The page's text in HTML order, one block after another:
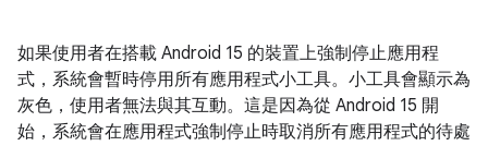
如果使用者在搭載 Android 15 的裝置上強制停止應用程
式，系統會暫時停用所有應用程式小工具。小工具會顯示為
灰色，使用者無法與其互動。這是因為從 Android 15 開
始，系統會在應用程式強制停止時取消所有應用程式的待處